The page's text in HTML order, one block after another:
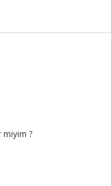
miyim ?